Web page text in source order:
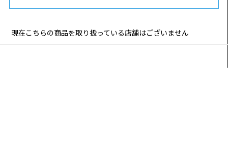
現在こちらの商品を取り扱っている店舗はございません